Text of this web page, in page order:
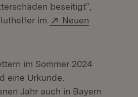
beseitigt“,
im
Extern:
Neuen
im Sommer 2024
eine Urkunde.
Jahr auch in Bayern